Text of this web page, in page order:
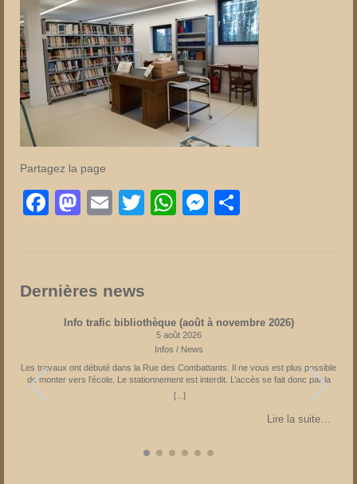
Partagez la page
Facebook
Mastodon
EmailTwitterWhatsApp
Messenger
Dernières news
Info trafic bibliothèque (août à novembre 2026)
5 août 2026
Infos / News
Les travaux ont débuté dans la Rue des Combattants. Il ne vous est plus possible
de monter vers l’école. Le stationnement est interdit. L’accès se fait donc par la
Rue du Château suivie par la Rue de l’Eglise. Parking à l’église ou à la Place
Fechere. Attention sens de circulation unique sur la Place Féchère. Fin prévue en
[...]
Lire la suite…